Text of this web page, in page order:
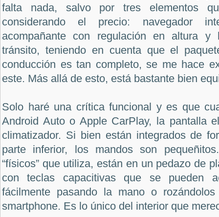
falta nada, salvo por tres elementos
considerando el precio: navegador
acompañante con regulación en altura
tránsito, teniendo en cuenta que el
conducción es tan completo, se me hace
este. Más allá de esto, está bastante bien
Solo haré una crítica funcional y es que
Android Auto o Apple CarPlay, la pantalla
climatizador. Si bien están integrados de
parte inferior, los mandos son
“físicos” que utiliza, están en un pedazo de
con teclas capacitivas que se pueden
fácilmente pasando la mano o
smartphone. Es lo único del interior que